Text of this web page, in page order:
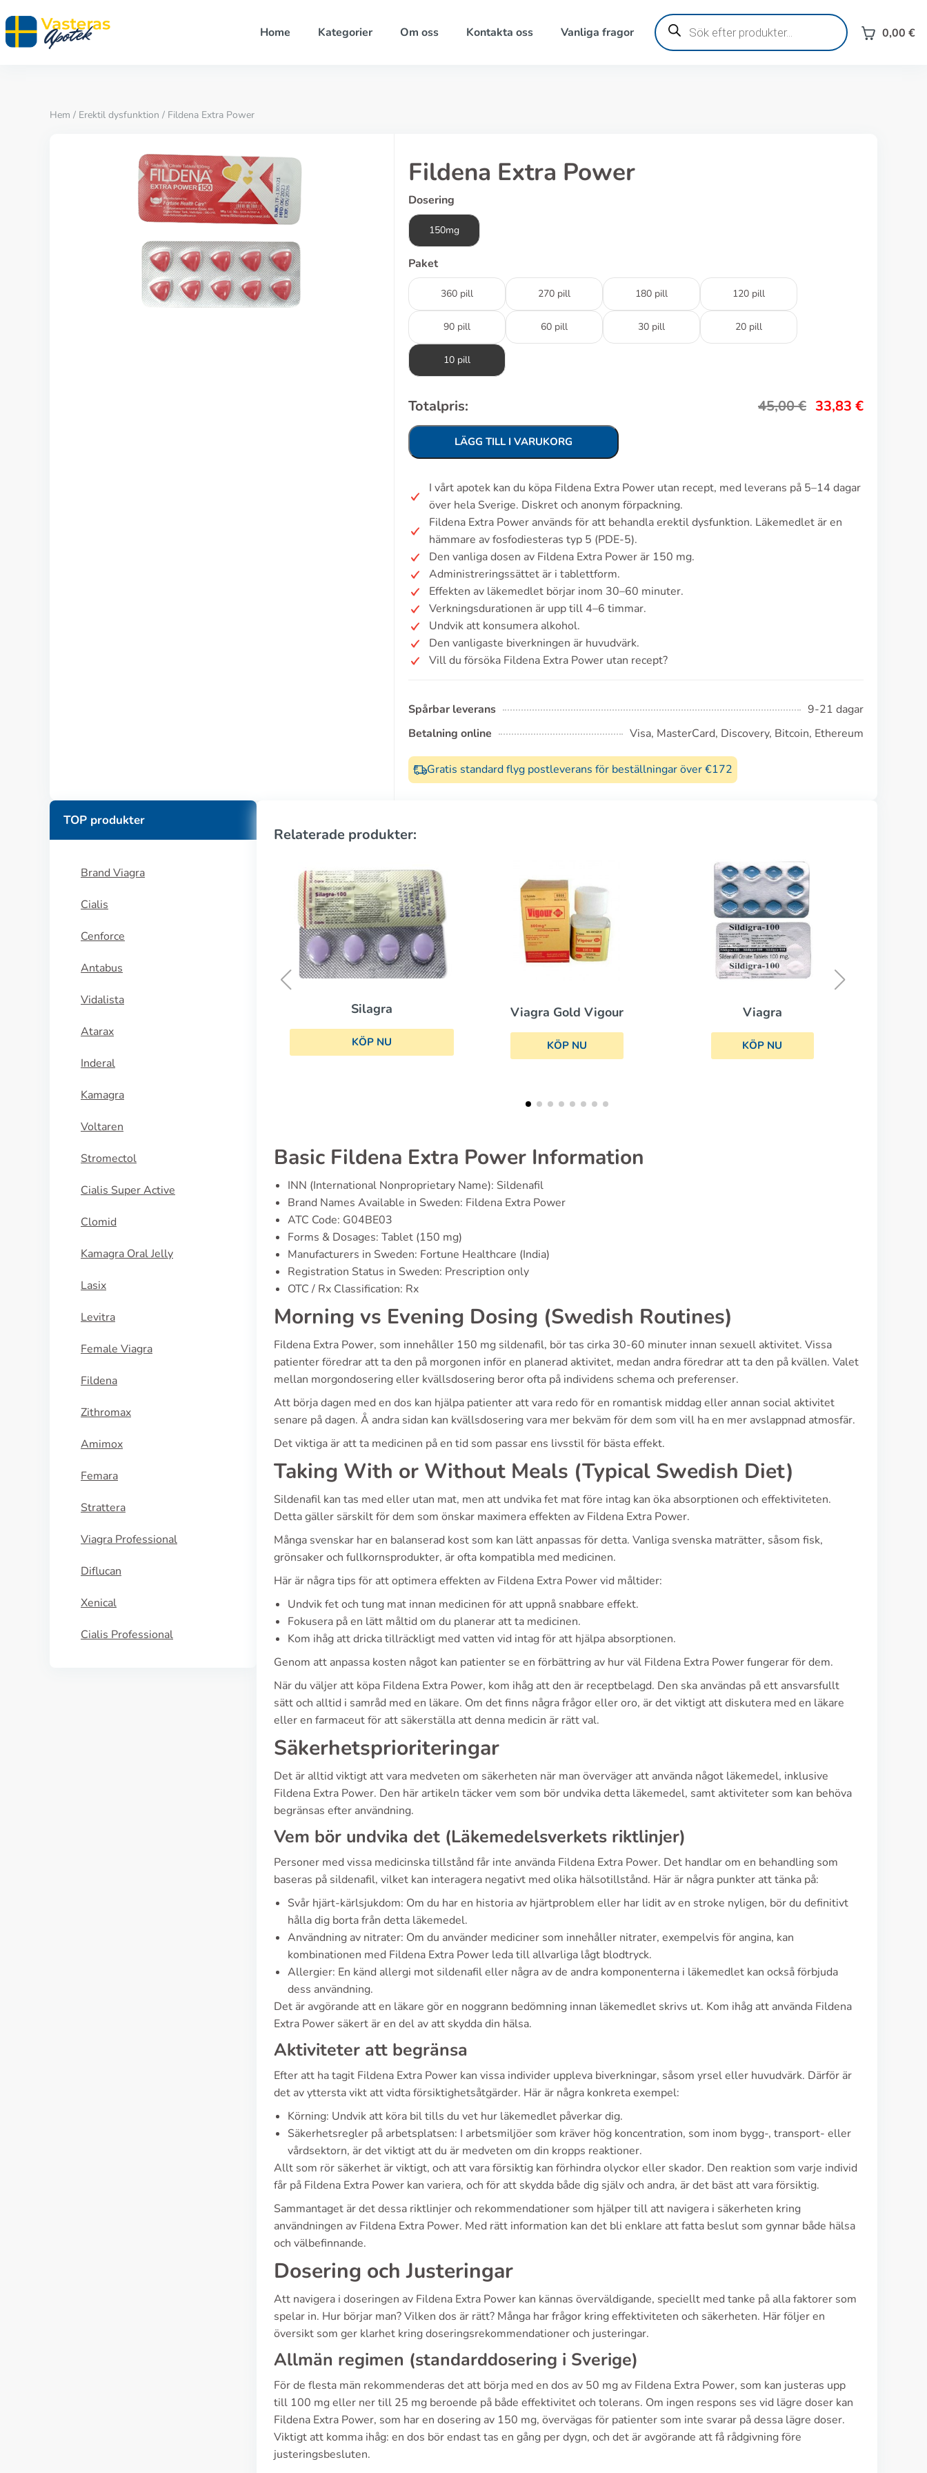
Home Kategorier Om oss Kontakta oss Vanliga fragor
Produktsökning
0,00 €
Hem / Erektil dysfunktion / Fildena Extra Power
Fildena Extra Power
Dosering
150mg
Paket
360 pill 270 pill 180 pill 120 pill
90 pill 60 pill 30 pill 20 pill
10 pill
Totalpris: 45,00€ 33,83 €
LÄGG TILL I VARUKORG
I vårt apotek kan du köpa Fildena Extra Power utan recept, med leverans på 5–14 dagar
över hela Sverige. Diskret och anonym förpackning.
Fildena Extra Power används för att behandla erektil dysfunktion. Läkemedlet är en
hämmare av fosfodiesteras typ 5 (PDE-5).
Den vanliga dosen av Fildena Extra Power är 150 mg.
Administreringssättet är i tablettform.
Effekten av läkemedlet börjar inom 30–60 minuter.
Verkningsdurationen är upp till 4–6 timmar.
Undvik att konsumera alkohol.
Den vanligaste biverkningen är huvudvärk.
Vill du försöka Fildena Extra Power utan recept?
Spårbar leverans
9-21 dagar
Betalning online
Visa, MasterCard, Discovery, Bitcoin, Ethereum
Gratis standard flyg postleverans för beställningar över €172
TOP produkter
Brand Viagra
Cialis
Cenforce
Antabus
Vidalista
Atarax
Inderal
Kamagra
Voltaren
Stromectol
Cialis Super Active
Clomid
Kamagra Oral Jelly
Lasix
Levitra
Female Viagra
Fildena
Zithromax
Amimox
Femara
Strattera
Viagra Professional
Diflucan
Xenical
Cialis Professional
Relaterade produkter:
Viagra Gold Vigour
KÖP NU
Viagra
KÖP NU
Cialis Black
Basic Fildena Extra Power Information
INN (International Nonproprietary Name): Sildenafil
Brand Names Available in Sweden: Fildena Extra Power
ATC Code: G04BE03
Forms & Dosages: Tablet (150 mg)
Manufacturers in Sweden: Fortune Healthcare (India)
Registration Status in Sweden: Prescription only
OTC / Rx Classification: Rx
Morning vs Evening Dosing (Swedish Routines)
Fildena Extra Power, som innehåller 150 mg sildenafil, bör tas cirka 30-60 minuter innan sexuell aktivitet. Vissa
patienter föredrar att ta den på morgonen inför en planerad aktivitet, medan andra föredrar att ta den på kvällen. Valet
mellan morgondosering eller kvällsdosering beror ofta på individens schema och preferenser.
Att börja dagen med en dos kan hjälpa patienter att vara redo för en romantisk middag eller annan social aktivitet
senare på dagen. Å andra sidan kan kvällsdosering vara mer bekväm för dem som vill ha en mer avslappnad atmosfär.
Det viktiga är att ta medicinen på en tid som passar ens livsstil för bästa effekt.
Taking With or Without Meals (Typical Swedish Diet)
Sildenafil kan tas med eller utan mat, men att undvika fet mat före intag kan öka absorptionen och effektiviteten.
Detta gäller särskilt för dem som önskar maximera effekten av Fildena Extra Power.
Många svenskar har en balanserad kost som kan lätt anpassas för detta. Vanliga svenska maträtter, såsom fisk,
grönsaker och fullkornsprodukter, är ofta kompatibla med medicinen.
Här är några tips för att optimera effekten av Fildena Extra Power vid måltider:
Undvik fet och tung mat innan medicinen för att uppnå snabbare effekt.
Fokusera på en lätt måltid om du planerar att ta medicinen.
Kom ihåg att dricka tillräckligt med vatten vid intag för att hjälpa absorptionen.
Genom att anpassa kosten något kan patienter se en förbättring av hur väl Fildena Extra Power fungerar för dem.
När du väljer att köpa Fildena Extra Power, kom ihåg att den är receptbelagd. Den ska användas på ett ansvarsfullt
sätt och alltid i samråd med en läkare. Om det finns några frågor eller oro, är det viktigt att diskutera med en läkare
eller en farmaceut för att säkerställa att denna medicin är rätt val.
Säkerhetsprioriteringar
Det är alltid viktigt att vara medveten om säkerheten när man överväger att använda något läkemedel, inklusive
Fildena Extra Power. Den här artikeln täcker vem som bör undvika detta läkemedel, samt aktiviteter som kan behöva
begränsas efter användning.
Vem bör undvika det (Läkemedelsverkets riktlinjer)
Personer med vissa medicinska tillstånd får inte använda Fildena Extra Power. Det handlar om en behandling som
baseras på sildenafil, vilket kan interagera negativt med olika hälsotillstånd. Här är några punkter att tänka på:
Svår hjärt-kärlsjukdom: Om du har en historia av hjärtproblem eller har lidit av en stroke nyligen, bör du definitivt
hålla dig borta från detta läkemedel.
Användning av nitrater: Om du använder mediciner som innehåller nitrater, exempelvis för angina, kan
kombinationen med Fildena Extra Power leda till allvarliga lågt blodtryck.
Allergier: En känd allergi mot sildenafil eller några av de andra komponenterna i läkemedlet kan också förbjuda
dess användning.
Det är avgörande att en läkare gör en noggrann bedömning innan läkemedlet skrivs ut. Kom ihåg att använda Fildena
Extra Power säkert är en del av att skydda din hälsa.
Aktiviteter att begränsa
Efter att ha tagit Fildena Extra Power kan vissa individer uppleva biverkningar, såsom yrsel eller huvudvärk. Därför är
det av yttersta vikt att vidta försiktighetsåtgärder. Här är några konkreta exempel:
Körning: Undvik att köra bil tills du vet hur läkemedlet påverkar dig.
Säkerhetsregler på arbetsplatsen: I arbetsmiljöer som kräver hög koncentration, som inom bygg-, transport- eller
vårdsektorn, är det viktigt att du är medveten om din kropps reaktioner.
Allt som rör säkerhet är viktigt, och att vara försiktig kan förhindra olyckor eller skador. Den reaktion som varje individ
får på Fildena Extra Power kan variera, och för att skydda både dig själv och andra, är det bäst att vara försiktig.
Sammantaget är det dessa riktlinjer och rekommendationer som hjälper till att navigera i säkerheten kring
användningen av Fildena Extra Power. Med rätt information kan det bli enklare att fatta beslut som gynnar både hälsa
och välbefinnande.
Dosering och Justeringar
Att navigera i doseringen av Fildena Extra Power kan kännas överväldigande, speciellt med tanke på alla faktorer som
spelar in. Hur börjar man? Vilken dos är rätt? Många har frågor kring effektiviteten och säkerheten. Här följer en
översikt som ger klarhet kring doseringsrekommendationer och justeringar.
Allmän regimen (standarddosering i Sverige)
För de flesta män rekommenderas det att börja med en dos av 50 mg av Fildena Extra Power, som kan justeras upp
till 100 mg eller ner till 25 mg beroende på både effektivitet och tolerans. Om ingen respons ses vid lägre doser kan
Fildena Extra Power, som har en dosering av 150 mg, övervägas för patienter som inte svarar på dessa lägre doser.
Viktigt att komma ihåg: en dos bör endast tas en gång per dygn, och det är avgörande att få rådgivning före
justeringsbesluten.